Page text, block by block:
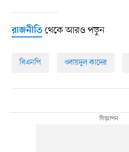
রাজনীতিথেকে আরও পড়ুন
বিএনপি ওবায়দুল কাদের